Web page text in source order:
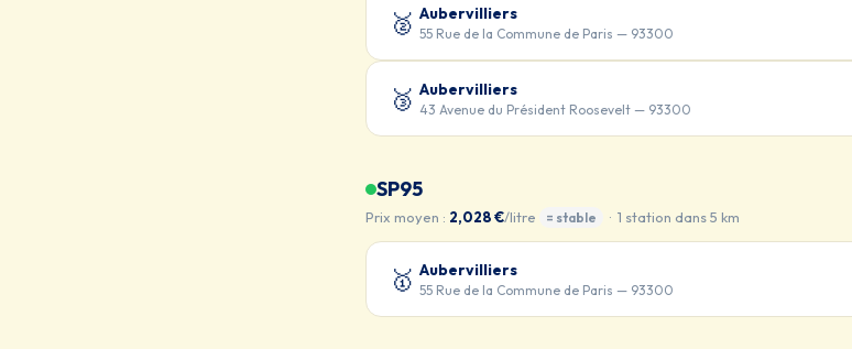
🥈 Aubervilliers
55 Rue de la Commune de Paris — 93300
🥉 Aubervilliers
43 Avenue du Président Roosevelt — 93300
SP95
Prix moyen : 2,028 €/litre = stable · 1 station dans 5 km
🥇 Aubervilliers
55 Rue de la Commune de Paris — 93300